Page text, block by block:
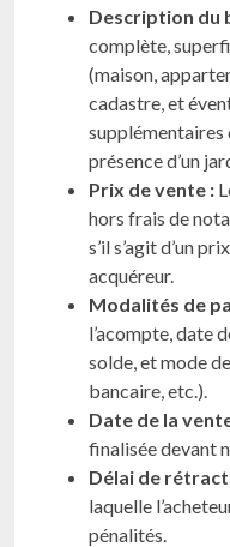
Description du
complète,
(maison,
cadastre, et
supplémentaires
présence d’un
Prix de vente :
hors frais de
s’il s’agit d’un
acquéreur.
Modalités de
l’acompte, date
solde, et mode
bancaire, etc.).
Date de la
finalisée devant
Délai de
laquelle
pénalités.